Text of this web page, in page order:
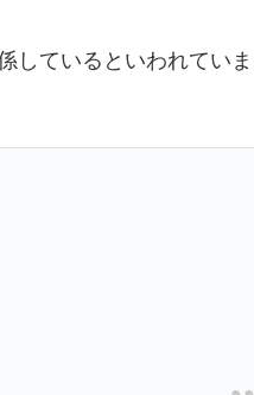
しているといわれていま